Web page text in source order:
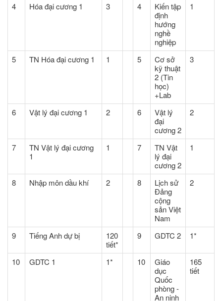
4 Hóa đại cương 1 3 4
Kiến tập
định
hướng
nghề
nghiệp
1
5 TN Hóa đại cương 1 1 5
Cơ sở
kỹ thuật
2 (Tin
học)
+Lab
3
6 Vật lý đại cương 1 2 6
Vật lý
đại
cương 2
2
7
TN Vật lý đại cương
1
1 7
TN Vật
lý đại
cương 2
1
8 Nhập môn dầu khí 2 8
Lịch sử
Đảng
cộng
sản Việt
Nam
2
9 Tiếng Anh dự bị
120
tiết*
9 GDTC 2 1*
10 GDTC 1 1* 10
Giáo
dục
Quốc
phòng -
An ninh
165
tiết